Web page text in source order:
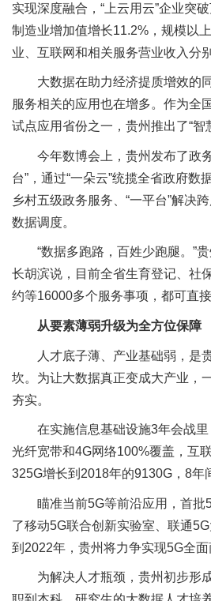
实现深度融合，“上云用云”企业突
制造业增加值增长11.2%，规模以
业、互联网和相关服务营业收入分
大数据在助力经济提质增效的
服务相关的应用也在增多。作为全
试点应用省份之一，贵州推出了“智
今年数博会上，贵州发布了政
台”，通过“一朵云”统揽全省政府数
乡村五级政务服务、“一平台”解决
数据调度。
“数据多跑路，百姓少跑腿。”
长胡滨说，目前全省生育登记、社
约等16000多个服务事项，都可直接
从要素薄弱升级为全方位保障
人才底子薄、产业基础弱，是
坎。为让大数据真正变成大产业，
夯实。
在实施信息基础设施3年会战
光纤宽带和4G网络100%覆盖，互
325G增长到2018年的9130G，8年
瞄准当前5G等前沿应用，首批
了移动5G联合创新实验室、联通5G
到2022年，贵州将力争实现5G全面
为解决人才瓶颈，贵州初步形